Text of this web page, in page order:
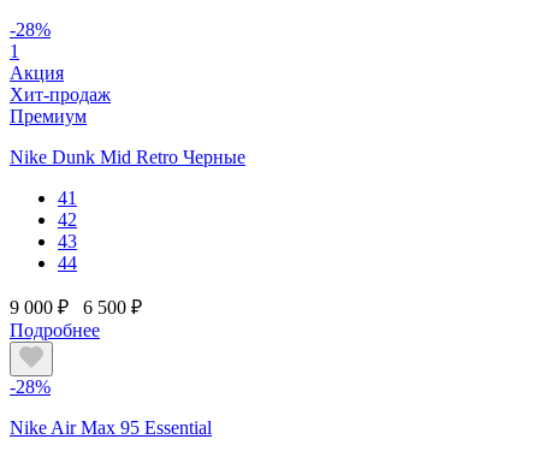
-28%
1
Акция
Хит-продаж
Премиум
Nike Dunk Mid Retro Черные
41
42
43
44
9 000 ₽
6 500 ₽
Подробнее
-28%
Nike Air Max 95 Essential